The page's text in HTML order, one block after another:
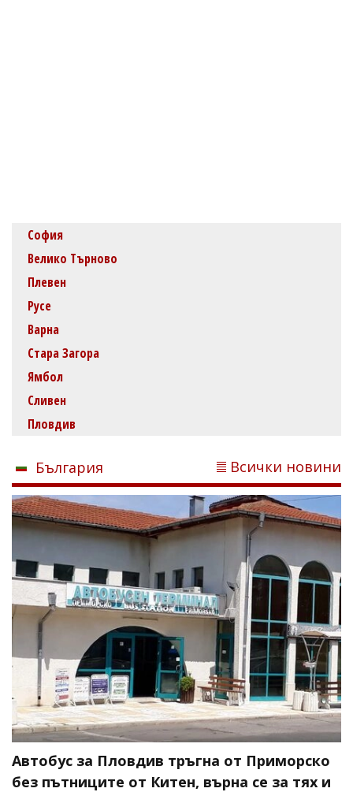
София
Велико Търново
Плевен
Русе
Варна
Стара Загора
Ямбол
Сливен
Пловдив
България Всички новини
Автобус за Пловдив тръгна от Приморско
без пътниците от Китен, върна се за тях и